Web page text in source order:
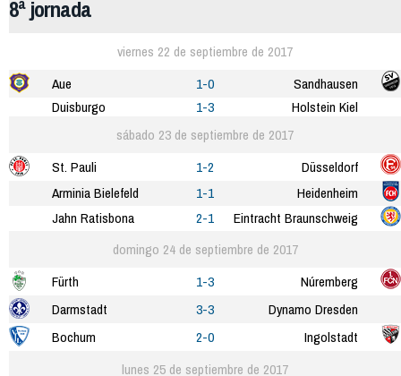
8ª jornada
viernes 22 de septiembre de 2017
Aue
1-0
Sandhausen
Duisburgo
1-3
Holstein Kiel
sábado 23 de septiembre de 2017
St. Pauli
1-2
Düsseldorf
Arminia Bielefeld
1-1
Heidenheim
Jahn Ratisbona
2-1
Eintracht Braunschweig
domingo 24 de septiembre de 2017
Fürth
1-3
Núremberg
Darmstadt
3-3
Dynamo Dresden
Bochum
2-0
Ingolstadt
lunes 25 de septiembre de 2017